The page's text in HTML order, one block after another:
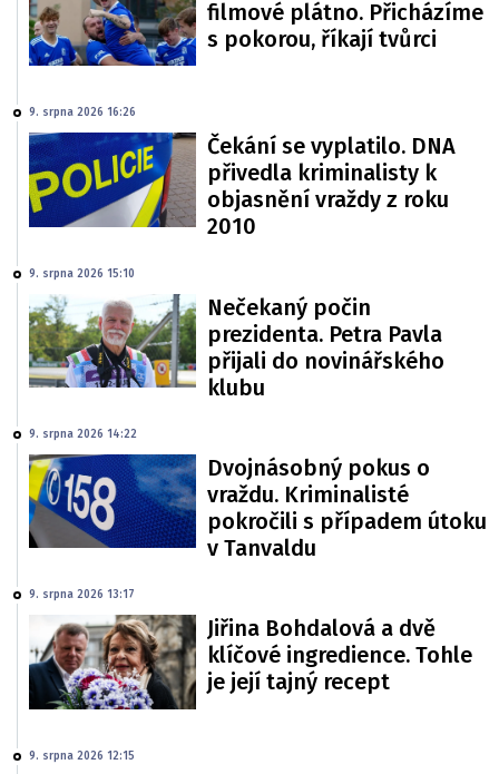
filmové plátno. Přicházíme
s pokorou, říkají tvůrci
9. srpna 2026 16:26
Čekání se vyplatilo. DNA
přivedla kriminalisty k
objasnění vraždy z roku
2010
9. srpna 2026 15:10
Nečekaný počin
prezidenta. Petra Pavla
přijali do novinářského
klubu
9. srpna 2026 14:22
Dvojnásobný pokus o
vraždu. Kriminalisté
pokročili s případem útoku
v Tanvaldu
9. srpna 2026 13:17
Jiřina Bohdalová a dvě
klíčové ingredience. Tohle
je její tajný recept
9. srpna 2026 12:15